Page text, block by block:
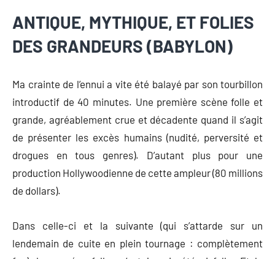
ANTIQUE, MYTHIQUE, ET FOLIES
DES GRANDEURS (BABYLON)
Ma crainte de l’ennui a vite été balayé par son tourbillon
introductif de 40 minutes. Une première scène folle et
grande, agréablement crue et décadente quand il s’agit
de présenter les excès humains (nudité, perversité et
drogues en tous genres). D’autant plus pour une
production Hollywoodienne de cette ampleur (80 millions
de dollars).
Dans celle-ci et la suivante (qui s’attarde sur un
lendemain de cuite en plein tournage : complètement